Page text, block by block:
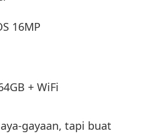
16MP
+ WiFi
gayaan, tapi buat